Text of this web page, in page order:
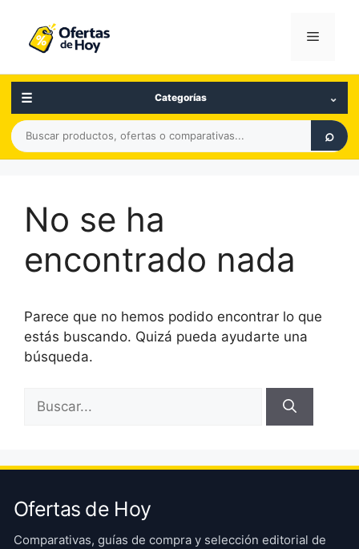
contenido
Menú
☰ Categorías ⌄
Buscar
productos,
comparativas
⌕
No se ha
encontrado nada
Parece que no hemos podido encontrar lo que
estás buscando. Quizá pueda ayudarte una
búsqueda.
Ofertas de Hoy
Comparativas, guías de compra y selección editorial de